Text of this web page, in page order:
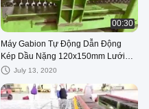
00:30
Máy Gabion Tự Động Dẫn Động
Kép Dầu Nặng 120x150mm Lưới
cho Đường và Cầu
July 13, 2020